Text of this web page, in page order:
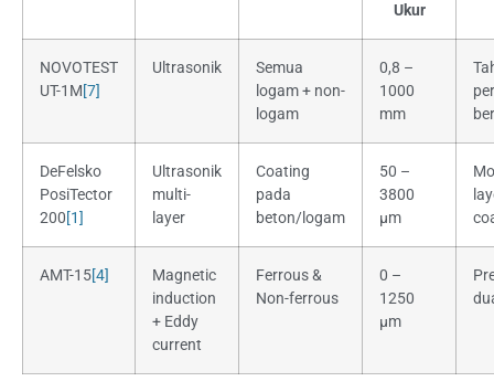
Ukur
NOVOTEST
UT-1M[7]
Ultrasonik
Semua
logam + non-
logam
0,8 –
1000
mm
DeFelsko
PosiTector
200[1]
Ultrasonik
multi-
layer
Coating
pada
beton/logam
50 –
3800
µm
AMT-15[4]
Magnetic
induction
+ Eddy
current
Ferrous &
Non-ferrous
0 –
1250
µm